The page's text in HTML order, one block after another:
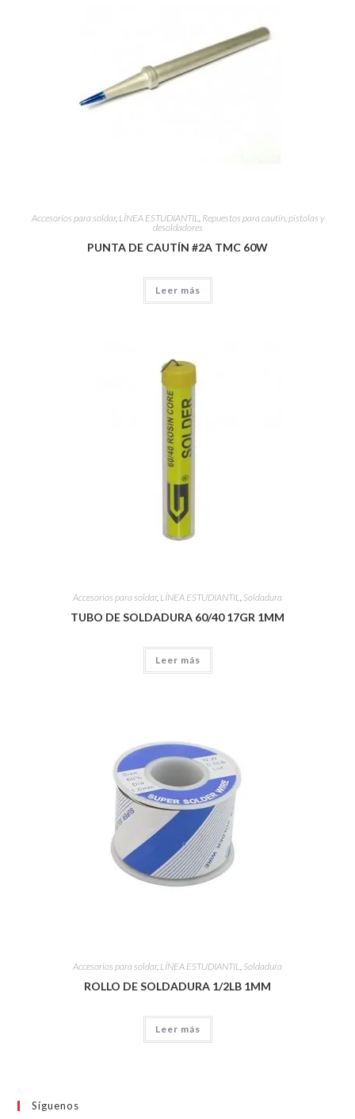
Accesorios para soldar, LÍNEA ESTUDIANTIL, Repuestos para cautín, pistolas y
desoldadores
PUNTA DE CAUTÍN #2A TMC 60W
Leer más
Accesorios para soldar, LÍNEA ESTUDIANTIL Soldadura
TUBO DE SOLDADURA 60/40 17GR 1MM
Leer más
Accesorios para soldar, LÍNEA ESTUDIANTIL, Soldadura
ROLLO DE SOLDADURA 1/2LB 1MM
Leer más
Síguenos